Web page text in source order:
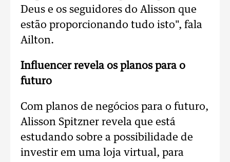
Deus e os seguidores do Alisson que
estão proporcionando tudo isto", fala
Ailton.
Influencer revela os planos para o
futuro
Com planos de negócios para o futuro,
Alisson Spitzner revela que está
estudando sobre a possibilidade de
investir em uma loja virtual, para